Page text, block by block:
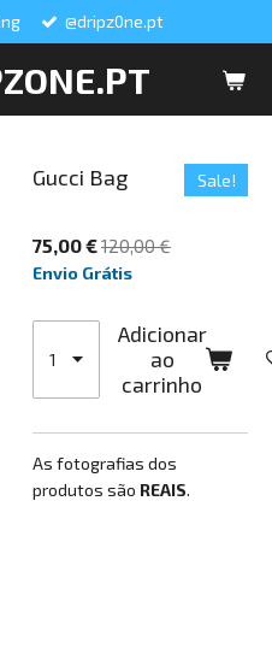
@dripz0ne.pt
Gucci Bag Sale!
75,00 €120,00 €
Envio Grátis
Adicionar
ao
carrinho
As fotografias dos
produtos são REAIS.